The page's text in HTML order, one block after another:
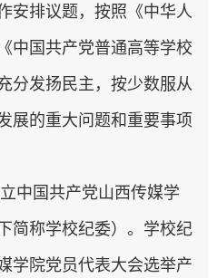
安排议题，按照《中华人
中国共产党普通高等学校
分发扬民主，按少数服从
展的重大问题和重要事项
中国共产党山西传媒学
简称学校纪委）。学校纪
学院党员代表大会选举产